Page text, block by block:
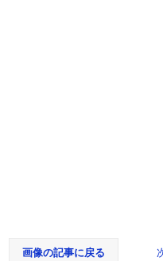
画像の記事に戻る